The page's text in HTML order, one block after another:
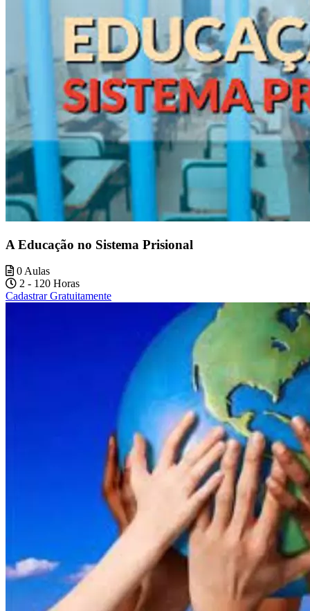
A Educação no Sistema Prisional
0 Aulas
2 - 120 Horas
Cadastrar Gratuitamente